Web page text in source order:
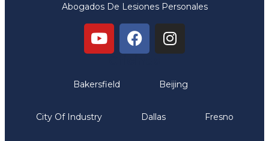
Abogados De Lesiones Personales
Bakersfield Beijing
City Of Industry Dallas Fresno